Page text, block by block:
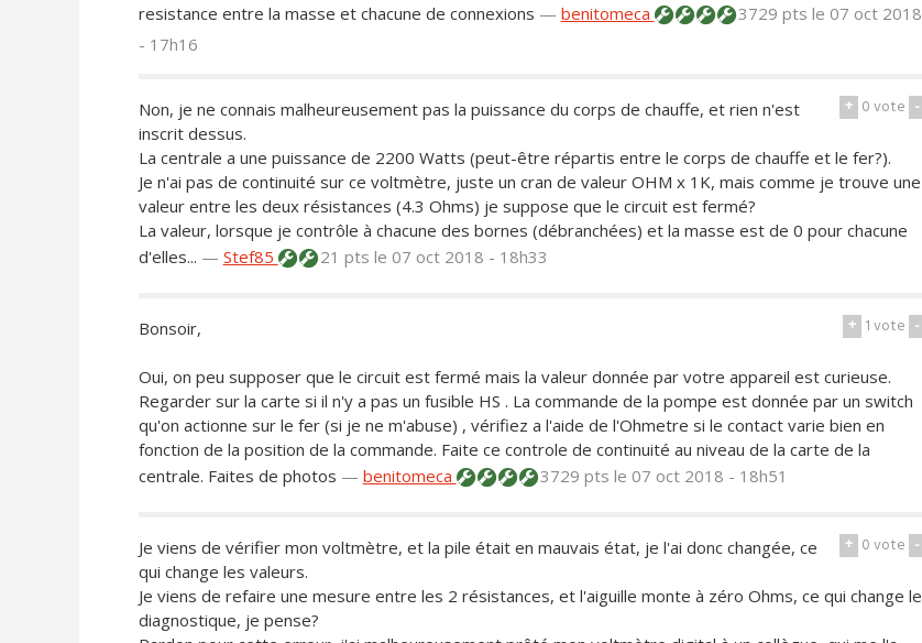
resistance entre la masse et chacune de connexions — benitomeca 3729 pts le 07 oct 2018
- 17h16
+ 0vote -
Non, je ne connais malheureusement pas la puissance du corps de chauffe, et rien n'est
inscrit dessus.
La centrale a une puissance de 2200 Watts (peut-être répartis entre le corps de chauffe et le fer?).
Je n'ai pas de continuité sur ce voltmètre, juste un cran de valeur OHM x 1K, mais comme je trouve une
valeur entre les deux résistances (4.3 Ohms) je suppose que le circuit est fermé?
La valeur, lorsque je contrôle à chacune des bornes (débranchées) et la masse est de 0 pour chacune
d'elles... — Stef85 21 pts le 07 oct 2018 - 18h33
+ 1vote -
Bonsoir,
Oui, on peu supposer que le circuit est fermé mais la valeur donnée par votre appareil est curieuse.
Regarder sur la carte si il n'y a pas un fusible HS . La commande de la pompe est donnée par un switch
qu'on actionne sur le fer (si je ne m'abuse) , vérifiez a l'aide de l'Ohmetre si le contact varie bien en
fonction de la position de la commande. Faite ce controle de continuité au niveau de la carte de la
centrale. Faites de photos — benitomeca 3729 pts le 07 oct 2018 - 18h51
+ 0vote -
Je viens de vérifier mon voltmètre, et la pile était en mauvais état, je l'ai donc changée, ce
qui change les valeurs.
Je viens de refaire une mesure entre les 2 résistances, et l'aiguille monte à zéro Ohms, ce qui change le
diagnostique, je pense?